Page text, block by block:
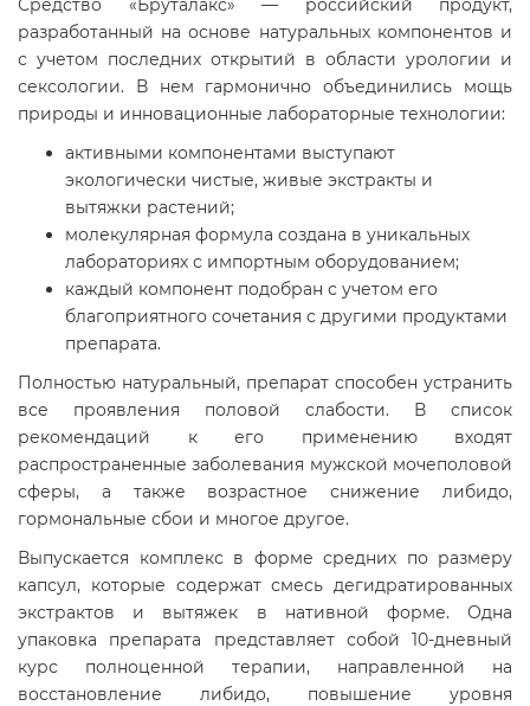
Средство «Бруталакс» — российский продукт,
разработанный на основе натуральных компонентов и
с учетом последних открытий в области урологии и
сексологии. В нем гармонично объединились мощь
природы и инновационные лабораторные технологии:
активными компонентами выступают
экологически чистые, живые экстракты и
вытяжки растений;
молекулярная формула создана в уникальных
лабораториях с импортным оборудованием;
каждый компонент подобран с учетом его
благоприятного сочетания с другими продуктами
препарата.
Полностью натуральный, препарат способен устранить
все проявления половой слабости. В список
рекомендаций к его применению входят
распространенные заболевания мужской мочеполовой
сферы, а также возрастное снижение либидо,
гормональные сбои и многое другое.
Выпускается комплекс в форме средних по размеру
капсул, которые содержат смесь дегидратированных
экстрактов и вытяжек в нативной форме. Одна
упаковка препарата представляет собой 10-дневный
курс полноценной терапии, направленной на
восстановление либидо, повышение уровня